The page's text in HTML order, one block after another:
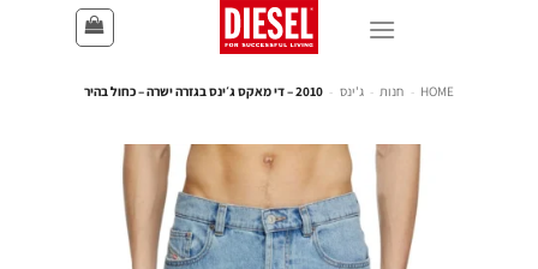
HOME
- חנות - ג'ינס - 2010 – די מאקס ג׳ינס בגזרה ישרה – כחול בהיר